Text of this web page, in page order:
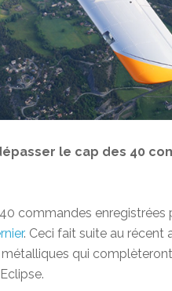
le cap des 40
commandes enregistrées
. Ceci fait suite au récent
qui